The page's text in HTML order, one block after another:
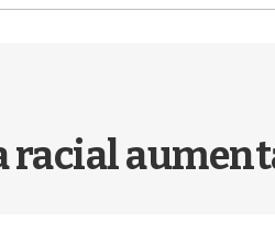
racial